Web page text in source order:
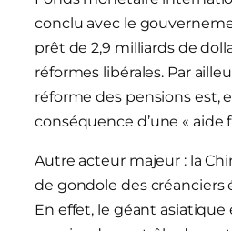
conclu avec le
prêt de 2,9 milliards de
réformes libérales. Par
réforme des pensions est,
conséquence d’une « aide
Autre acteur majeur : la
de gondole des créanciers
En effet, le géant